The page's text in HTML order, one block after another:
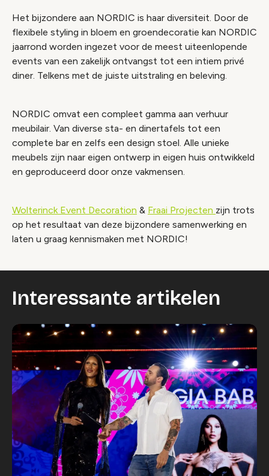
Het bijzondere aan NORDIC is haar diversiteit. Door de
flexibele styling in bloem en groendecoratie kan NORDIC
jaarrond worden ingezet voor de meest uiteenlopende
events van een zakelijk ontvangst tot een intiem privé
diner. Telkens met de juiste uitstraling en beleving.
NORDIC omvat een compleet gamma aan verhuur
meubilair. Van diverse sta- en dinertafels tot een
complete bar en zelfs een design stoel. Alle unieke
meubels zijn naar eigen ontwerp in eigen huis ontwikkeld
en geproduceerd door onze vakmensen.
Wolterinck Event Decoration & Fraai Projecten zijn trots
op het resultaat van deze bijzondere samenwerking en
laten u graag kennismaken met NORDIC!
Interessante artikelen